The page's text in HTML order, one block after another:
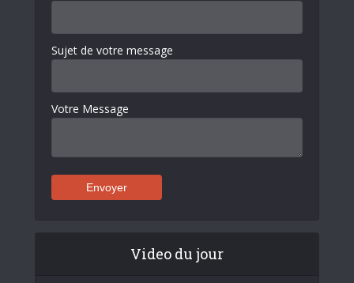
Sujet de votre message
Votre Message
Video du jour